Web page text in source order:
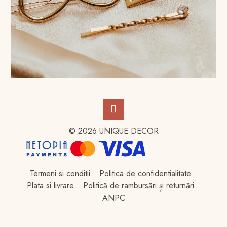
© 2026 UNIQUE DECOR
Termeni si conditii
Politica de confidentialitate
Plata si livrare
Politică de rambursări și returnări
ANPC